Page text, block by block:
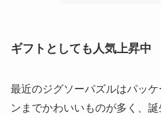
ギフトとしても人気上昇中
最近のジグソーパズルはパッ
ンまでかわいいものが多く、